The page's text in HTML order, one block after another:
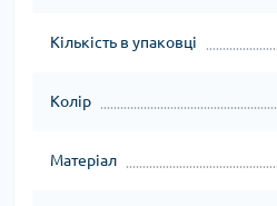
Кількість в упаковці
Колір
Матеріал